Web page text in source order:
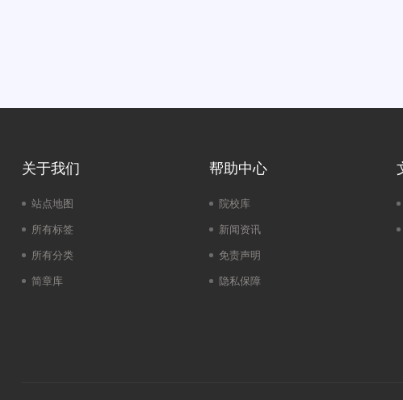
关于我们
站点地图
所有标签
所有分类
简章库
帮助中心
院校库
新闻资讯
免责声明
隐私保障